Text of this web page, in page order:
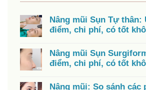
Nâng mũi Sụn Tự
điểm, chi phí, có tốt
Nâng mũi Sụn
điểm, chi phí, có tốt
Nâng mũi: So sánh các